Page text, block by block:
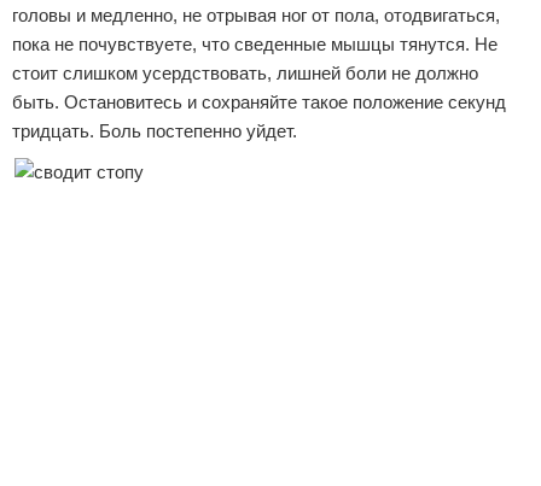
головы и медленно, не отрывая ног от пола, отодвигаться,
пока не почувствуете, что сведенные мышцы тянутся. Не
стоит слишком усердствовать, лишней боли не должно
быть. Остановитесь и сохраняйте такое положение секунд
тридцать. Боль постепенно уйдет.